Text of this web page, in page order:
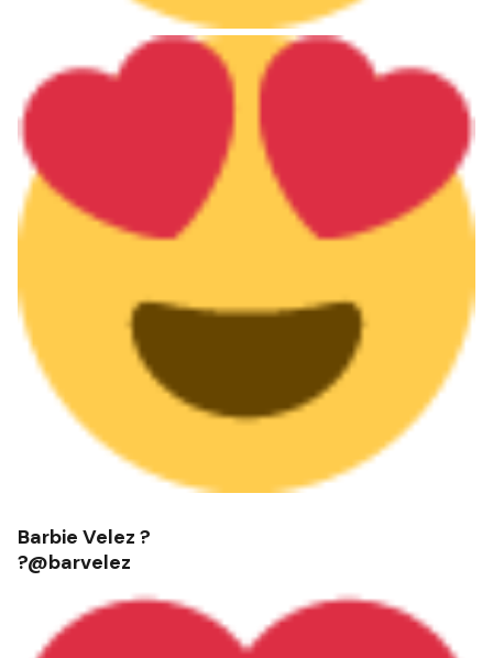
Barbie Velez ?
?@barvelez